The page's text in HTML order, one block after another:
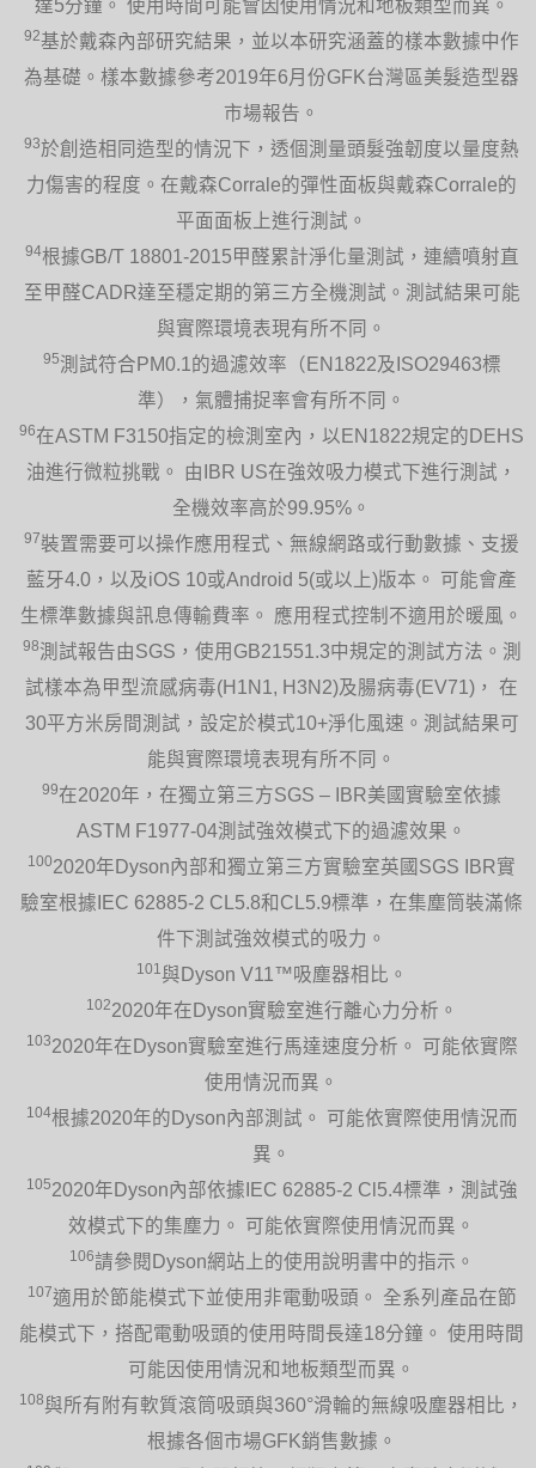
達5分鐘。 使用時間可能會因使用情況和地板類型而異。
92基於戴森內部研究結果，並以本研究涵蓋的樣本數據中作
為基礎。樣本數據參考2019年6月份GFK台灣區美髮造型器
市場報告。
93於創造相同造型的情況下，透個測量頭髮強韌度以量度熱
力傷害的程度。在戴森Corrale的彈性面板與戴森Corrale的
平面面板上進行測試。
94根據GB/T 18801-2015甲醛累計淨化量測試，連續噴射直
至甲醛CADR達至穩定期的第三方全機測試。測試結果可能
與實際環境表現有所不同。
95測試符合PM0.1的過濾效率（EN1822及ISO29463標
準），氣體捕捉率會有所不同。
96在ASTM F3150指定的檢測室內，以EN1822規定的DEHS
油進行微粒挑戰。 由IBR US在強效吸力模式下進行測試，
全機效率高於99.95%。
97裝置需要可以操作應用程式、無線網路或行動數據、支援
藍牙4.0，以及iOS 10或Android 5(或以上)版本。 可能會產
生標準數據與訊息傳輸費率。 應用程式控制不適用於暖風。
98測試報告由SGS，使用GB21551.3中規定的測試方法。測
試樣本為甲型流感病毒(H1N1, H3N2)及腸病毒(EV71)， 在
30平方米房間測試，設定於模式10+淨化風速。測試結果可
能與實際環境表現有所不同。
99在2020年，在獨立第三方SGS – IBR美國實驗室依據
ASTM F1977-04測試強效模式下的過濾效果。
1002020年Dyson內部和獨立第三方實驗室英國SGS IBR實
驗室根據IEC 62885-2 CL5.8和CL5.9標準，在集塵筒裝滿條
件下測試強效模式的吸力。
101 與Dyson V11™吸塵器相比。
1022020年在Dyson實驗室進行離心力分析。
1032020年在Dyson實驗室進行馬達速度分析。 可能依實際
使用情況而異。
104根據2020年的Dyson內部測試。 可能依實際使用情況而
異。
1052020年Dyson內部依據IEC 62885-2 Cl5.4標準，測試強
效模式下的集塵力。 可能依實際使用情況而異。
106請參閱Dyson網站上的使用說明書中的指示。
107適用於節能模式下並使用非電動吸頭。 全系列產品在節
能模式下，搭配電動吸頭的使用時間長達18分鐘。 使用時間
可能因使用情況和地板類型而異。
108與所有附有軟質滾筒吸頭與360°滑輪的無線吸塵器相比，
根據各個市場GFK銷售數據。